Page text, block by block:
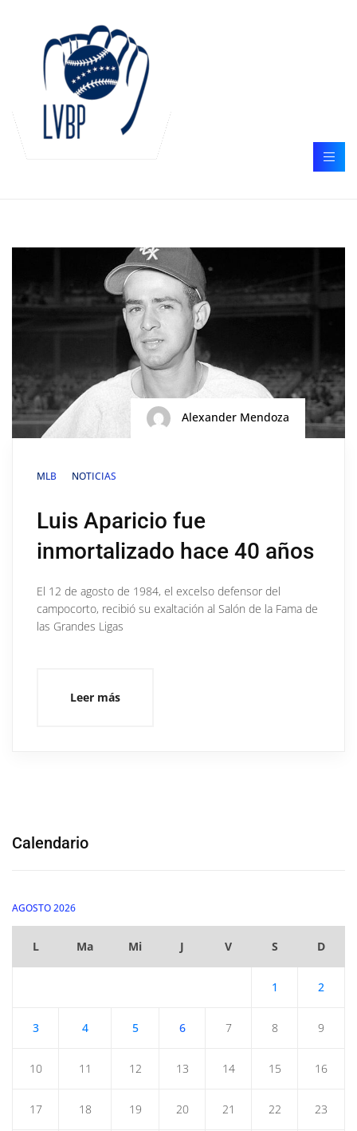
Alexander Mendoza
MLB NOTICIAS
Luis Aparicio fue
inmortalizado hace 40 años
El 12 de agosto de 1984, el excelso defensor del
campocorto, recibió su exaltación al Salón de la Fama de
las Grandes Ligas
Leer más
Calendario
AGOSTO 2026
L Ma Mi J V S D
1 2
3 4 5 6 7 8 9
10 11 12 13 14 15 16
17 18 19 20 21 22 23